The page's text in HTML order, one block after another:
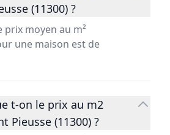
(11300) ?
prix moyen au m²
une maison est de
t-on le prix au m2
Pieusse (11300) ?